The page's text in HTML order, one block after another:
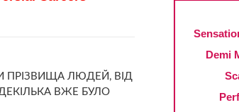
ПРІЗВИЩА ЛЮДЕЙ, ВІД
ВЖЕ БУЛО